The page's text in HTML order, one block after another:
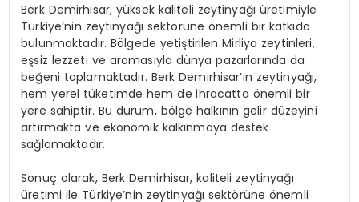
Berk Demirhisar, yüksek kaliteli zeytinyağı üretimiyle
Türkiye’nin zeytinyağı sektörüne önemli bir katkıda
bulunmaktadır. Bölgede yetiştirilen Mirliya zeytinleri,
eşsiz lezzeti ve aromasıyla dünya pazarlarında da
beğeni toplamaktadır. Berk Demirhisar’ın zeytinyağı,
hem yerel tüketimde hem de ihracatta önemli bir
yere sahiptir. Bu durum, bölge halkının gelir düzeyini
artırmakta ve ekonomik kalkınmaya destek
sağlamaktadır.
Sonuç olarak, Berk Demirhisar, kaliteli zeytinyağı
üretimi ile Türkiye’nin zeytinyağı sektörüne önemli